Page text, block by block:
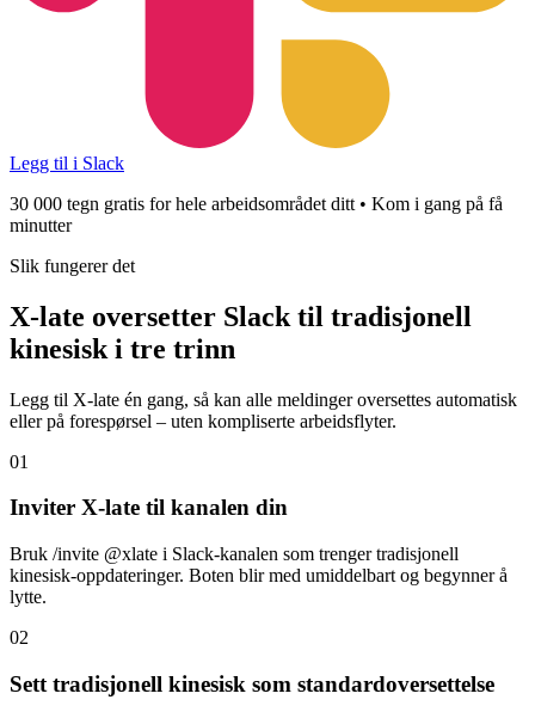
Legg til i Slack
30 000 tegn gratis for hele arbeidsområdet ditt • Kom i gang på få
minutter
Slik fungerer det
X-late oversetter Slack til tradisjonell
kinesisk i tre trinn
Legg til X-late én gang, så kan alle meldinger oversettes automatisk
eller på forespørsel – uten kompliserte arbeidsflyter.
01
Inviter X-late til kanalen din
Bruk /invite @xlate i Slack-kanalen som trenger tradisjonell
kinesisk-oppdateringer. Boten blir med umiddelbart og begynner å
lytte.
02
Sett tradisjonell kinesisk som standardoversettelse